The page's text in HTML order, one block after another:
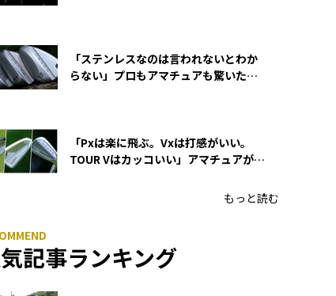
「ステンレスなのは言われないとわか
らない」プロもアマチュアも驚いた
「Pxは楽に飛ぶ。Vxは打感がいい。
TOUR Vはカッコいい」アマチュアが選
もっと読む
記事ランキング